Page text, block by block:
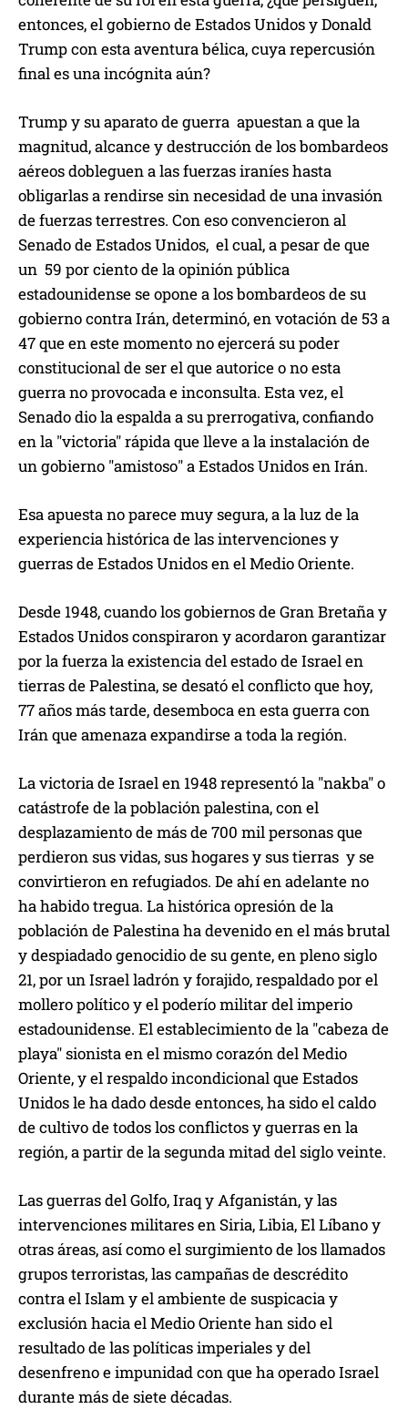
entonces, el gobierno de Estados Unidos y Donald
Trump con esta aventura bélica, cuya repercusión
final es una incógnita aún?
Trump y su aparato de guerra apuestan a que la
magnitud, alcance y destrucción de los bombardeos
aéreos dobleguen a las fuerzas iraníes hasta
obligarlas a rendirse sin necesidad de una invasión
de fuerzas terrestres. Con eso convencieron al
Senado de Estados Unidos, el cual, a pesar de que
un 59 por ciento de la opinión pública
estadounidense se opone a los bombardeos de su
gobierno contra Irán, determinó, en votación de 53 a
47 que en este momento no ejercerá su poder
constitucional de ser el que autorice o no esta
guerra no provocada e inconsulta. Esta vez, el
Senado dio la espalda a su prerrogativa, confiando
en la "victoria" rápida que lleve a la instalación de
un gobierno "amistoso" a Estados Unidos en Irán.
Esa apuesta no parece muy segura, a la luz de la
experiencia histórica de las intervenciones y
guerras de Estados Unidos en el Medio Oriente.
Desde 1948, cuando los gobiernos de Gran Bretaña y
Estados Unidos conspiraron y acordaron garantizar
por la fuerza la existencia del estado de Israel en
tierras de Palestina, se desató el conflicto que hoy,
77 años más tarde, desemboca en esta guerra con
Irán que amenaza expandirse a toda la región.
La victoria de Israel en 1948 representó la "nakba" o
catástrofe de la población palestina, con el
desplazamiento de más de 700 mil personas que
perdieron sus vidas, sus hogares y sus tierras y se
convirtieron en refugiados. De ahí en adelante no
ha habido tregua. La histórica opresión de la
población de Palestina ha devenido en el más brutal
y despiadado genocidio de su gente, en pleno siglo
21, por un Israel ladrón y forajido, respaldado por el
mollero político y el poderío militar del imperio
estadounidense. El establecimiento de la "cabeza de
playa" sionista en el mismo corazón del Medio
Oriente, y el respaldo incondicional que Estados
Unidos le ha dado desde entonces, ha sido el caldo
de cultivo de todos los conflictos y guerras en la
región, a partir de la segunda mitad del siglo veinte.
Las guerras del Golfo, Iraq y Afganistán, y las
intervenciones militares en Siria, Libia, El Líbano y
otras áreas, así como el surgimiento de los llamados
grupos terroristas, las campañas de descrédito
contra el Islam y el ambiente de suspicacia y
exclusión hacia el Medio Oriente han sido el
resultado de las políticas imperiales y del
desenfreno e impunidad con que ha operado Israel
durante más de siete décadas.